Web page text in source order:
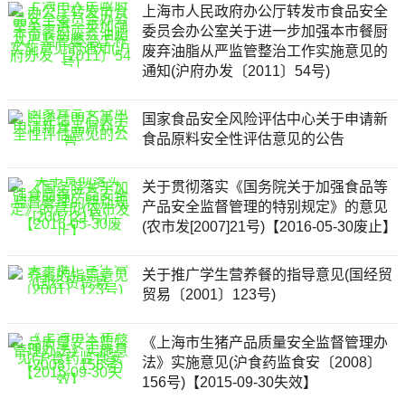
上海市人民政府办公厅转发市食品安全
委员会办公室关于进一步加强本市餐厨
废弃油脂从严监管整治工作实施意见的
通知(沪府办发〔2011〕54号)
国家食品安全风险评估中心关于申请新
食品原料安全性评估意见的公告
关于贯彻落实《国务院关于加强食品等
产品安全监督管理的特别规定》的意见
(农市发[2007]21号)【2016-05-30废止】
关于推广学生营养餐的指导意见(国经贸
贸易〔2001〕123号)
《上海市生猪产品质量安全监督管理办
法》实施意见(沪食药监食安〔2008〕
156号)【2015-09-30失效】